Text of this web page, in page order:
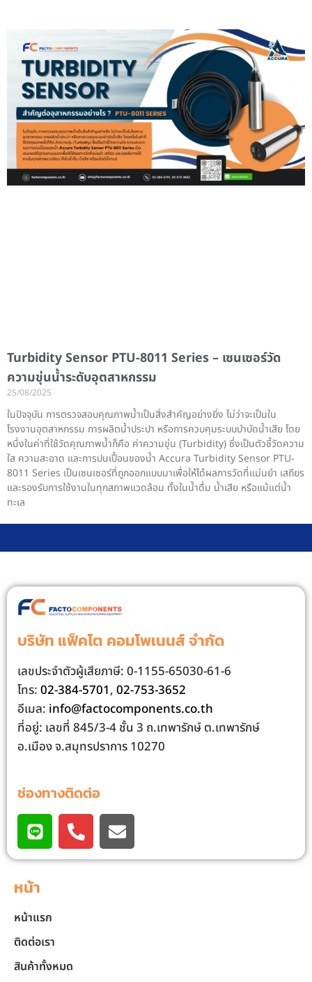
Turbidity Sensor PTU-8011 Series – เซนเซอร์วัด
ความขุ่นน้ำระดับอุตสาหกรรม
25/08/2025
ในปัจจุบัน การตรวจสอบคุณภาพน้ำเป็นสิ่งสำคัญอย่างยิ่ง ไม่ว่าจะเป็นใน
โรงงานอุตสาหกรรม การผลิตน้ำประปา หรือการควบคุมระบบบำบัดน้ำเสีย โดย
หนึ่งในค่าที่ใช้วัดคุณภาพน้ำก็คือ ค่าความขุ่น (Turbidity) ซึ่งเป็นตัวชี้วัดความ
ใส ความสะอาด และการปนเปื้อนของน้ำ Accura Turbidity Sensor PTU-
8011 Series เป็นเซนเซอร์ที่ถูกออกแบบมาเพื่อให้ได้ผลการวัดที่แม่นยำ เสถียร
และรองรับการใช้งานในทุกสภาพแวดล้อม ทั้งในน้ำดื่ม น้ำเสีย หรือแม้แต่น้ำ
ทะเล
บริษัท แฟ็คโต คอมโพเนนส์ จํากัด
เลขประจําตัวผู้เสียภาษี: 0-1155-65030-61-6
โทร:02-384-5701,02-753-3652
อีเมล: info@factocomponents.co.th
ที่อยู่: เลขที่ 845/3-4 ชั้น 3 ถ.เทพารักษ์ ต.เทพารักษ์
อ.เมือง จ.สมุทรปราการ 10270
ช่องทางติดต่อ
หน้า
หน้าแรก
ติดต่อเรา
สินค้าทั้งหมด